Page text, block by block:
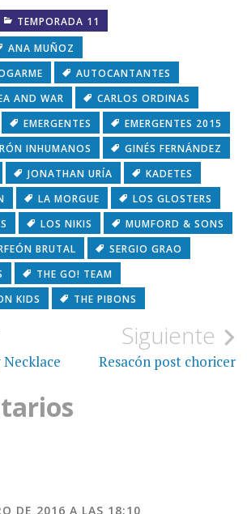
TEMPORADA 11
ANA MUÑOZ
AUTOCANTANTES
AND WAR
CARLOS ORDINAS
EMERGENTES
EMERGENTES 2015
INHUMANOS
GINÉS FERNÁNDEZ
JONATHAN URÍA
KADETES
LA MORGUE
LOS GLOSTERS
LOS NIKIS
MUMFORD & SONS
BRUTAL
SERGIO GRAO
THE GO! TEAM
KIDS
THE PIBONS
Siguiente
Resacón post choricer
DE 2016 A LAS 18:10